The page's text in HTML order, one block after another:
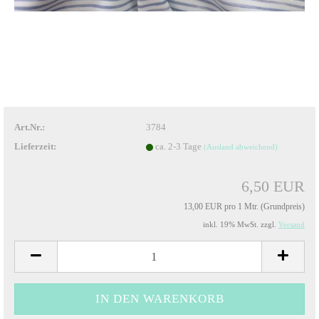
Art.Nr.:
3784
Lieferzeit:
ca. 2-3 Tage (Ausland abweichend)
6,50 EUR
13,00 EUR pro 1 Mtr. (Grundpreis)
inkl. 19% MwSt. zzgl. Versand